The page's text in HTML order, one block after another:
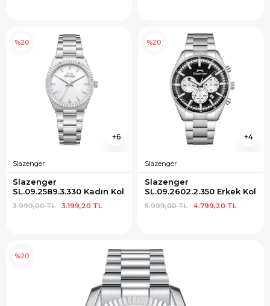
6
Slazenger
Slazenger
SL.09.2589.3.330 Kadın Kol
3.199,20 TL
3.999,00 TL
%20
4
Slazenger
Slazenger
SL.09.2602.2.350 Erkek Kol
4.799,20 TL
5.999,00 TL
%20
%20